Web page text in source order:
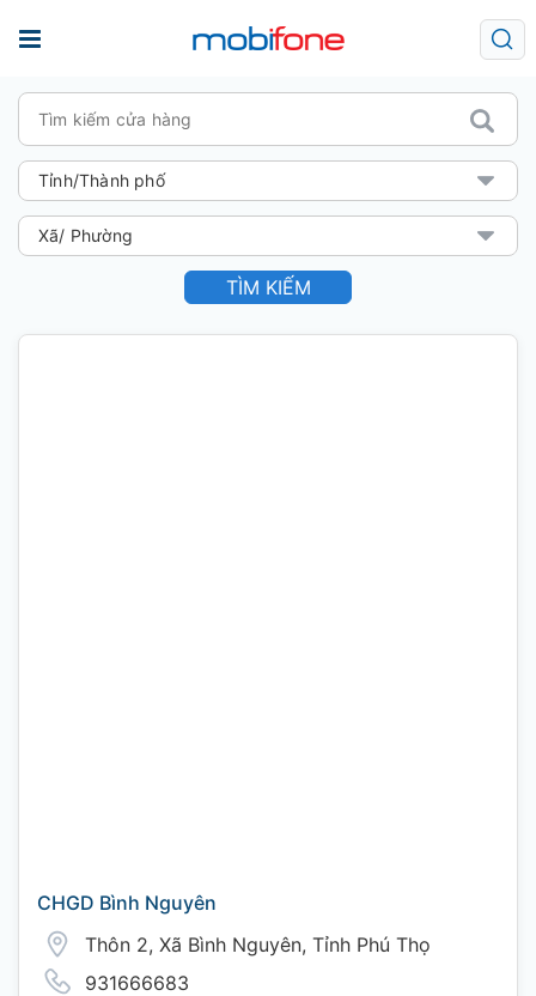
TÌM KIẾM
CHGD Bình Nguyên
Thôn 2, Xã Bình Nguyên, Tỉnh Phú Thọ
931666683